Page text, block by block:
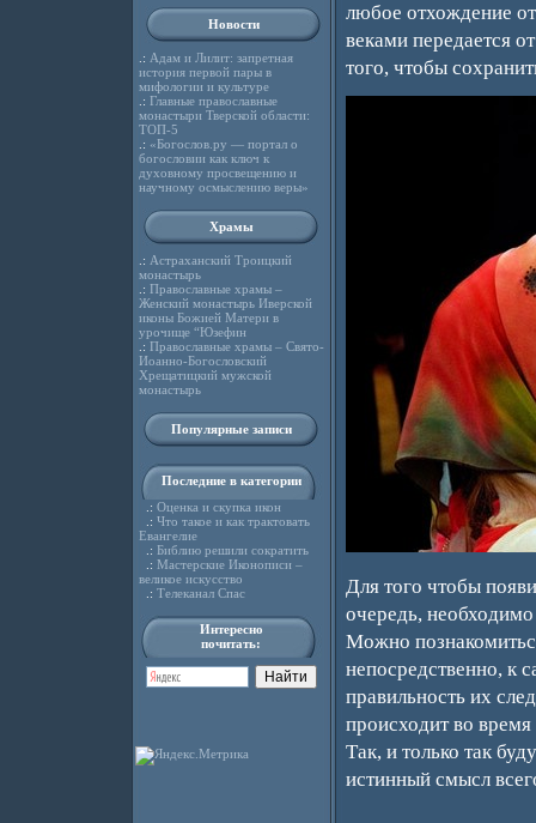
Новости
.: Адам и Лилит: запретная
история первой пары в
мифологии и культуре
.: Главные православные
монастыри Тверской области:
ТОП-5
.: «Богослов.ру — портал о
богословии как ключ к
духовному просвещению и
научному осмыслению веры»
Храмы
.: Астраханский Троицкий
монастырь
.: Православные храмы –
Женский монастырь Иверской
иконы Божией Матери в
урочище “Юзефин
.: Православные храмы – Свято-
Иоанно-Богословский
Хрещатицкий мужской
монастырь
Популярные записи
Последние в категории
.: Оценка и скупка икон
.: Что такое и как трактовать
Евангелие
.: Библию решили сократить
.: Мастерские Иконописи –
великое искусство
.: Телеканал Спас
Интересно
почитать:
любое отхождение
веками передается
того, чтобы
Для того чтобы
очередь, необходимо
Можно
непосредственно, к
правильность их
происходит во время
Так, и только так
истинный смысл